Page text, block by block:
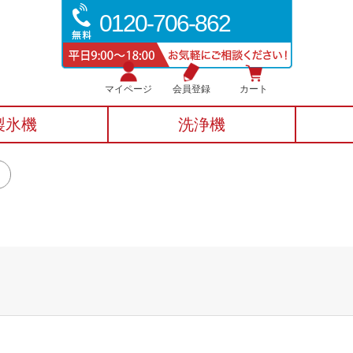
0120-706-862
マイページ 会員登録 カート
氷機 洗浄機